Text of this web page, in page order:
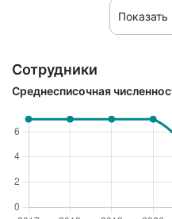
Показать
Сотрудники
Среднесписочная